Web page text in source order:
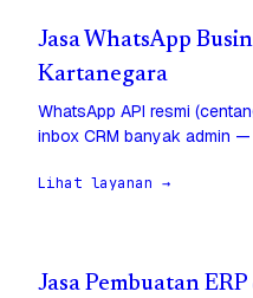
Jasa WhatsApp
Kartanegara
WhatsApp API resmi
inbox CRM banyak admin
Lihat layanan →
Jasa Pembuatan